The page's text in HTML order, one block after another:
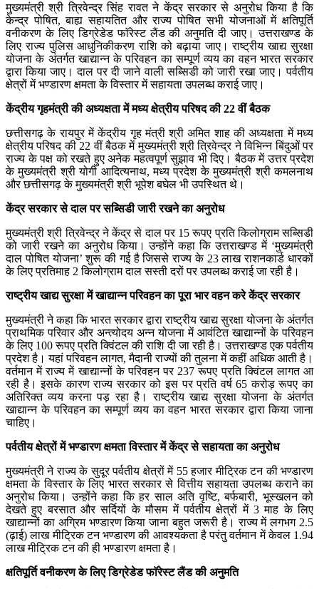
मुख्यमंत्री श्री त्रिवेन्द्र सिंह रावत ने केंद्र सरकार से अनुरोध किया है कि
केन्द्र पोषित, बाह्य सहायतित और राज्य पोषित सभी योजनाओं में क्षतिपूर्ति
वनीकरण के लिए डिग्रेडेड फाॅरेस्ट लैंड की अनुमति दी जाए। उत्तराखण्ड के
लिए राज्य पुलिस आधुनिकीकरण राशि को बढ़ाया जाए। राष्ट्रीय खाद्य सुरक्षा
योजना के अंतर्गत खाद्यान्न के परिवहन का सम्पूर्ण व्यय का वहन भारत सरकार
द्वारा किया जाए। दाल पर दी जाने वाली सब्सिडी को जारी रखा जाए। पर्वतीय
क्षेत्रों में भण्डारण क्षमता के विस्तार में सहायता उपलब्ध कराई जाए।
केंद्रीय गृहमंत्री की अध्यक्षता में मध्य क्षेत्रीय परिषद की 22 वीं बैठक
छत्तीसगढ़ के रायपुर में केंद्रीय गृह मंत्री श्री अमित शाह की अध्यक्षता में मध्य
क्षेत्रीय परिषद की 22 वीं बैठक में मुख्यमंत्री श्री त्रिवेन्द्र ने विभिन्न बिंदुओं पर
राज्य के पक्ष को रखते हुए अनेक महत्वपूर्ण सुझाव भी दिए। बैठक में उत्तर प्रदेश
के मुख्यमंत्री श्री योगी आदित्यनाथ, मध्य प्रदेश के मुख्यमंत्री श्री कमलनाथ
और छत्तीसगढ़ के मुख्यमंत्री श्री भूपेश बघेल भी उपस्थित थे।
केंद्र सरकार से दाल पर सब्सिडी जारी रखने का अनुरोध
मुख्यमंत्री श्री त्रिवेन्द्र ने केंद्र से दाल पर 15 रूपए प्रति किलोग्राम सब्सिडी
को जारी रखने का अनुरोध किया। उन्होंने कहा कि उत्तराखण्ड में ‘मुख्यमंत्री
दाल पोषित योजना’ शुरू की गई है जिससे राज्य के 23 लाख राशनकार्ड धारकों
के लिए प्रतिमाह 2 किलोग्राम दाल सस्ती दरों पर उपलब्ध कराई जा रही है।
राष्ट्रीय खाद्य सुरक्षा में खाद्यान्न परिवहन का पूरा भार वहन करे केंद्र सरकार
मुख्यमंत्री ने कहा कि भारत सरकार द्वारा राष्ट्रीय खाद्य सुरक्षा योजना के अंतर्गत
प्राथमिक परिवार और अन्त्योदय अन्न योजना में आवंटित खाद्यान्नों के परिवहन
के लिए 100 रूपए प्रति क्विंटल की राशि दी जा रही है। उत्तराखण्ड एक पर्वतीय
प्रदेश है। यहां परिवहन लागत, मैदानी राज्यों की तुलना में कहीं अधिक आती है।
वर्तमान में राज्य में खाद्यान्नों के परिवहन पर 237 रूपए प्रति क्विंटल लागत आ
रही है। इसके कारण राज्य सरकार को इस पर प्रति वर्ष 65 करोड़ रूपए का
अतिरिक्त व्यय करना पड़ रहा है। राष्ट्रीय खाद्य सुरक्षा योजना के अंतर्गत
खाद्यान्न के परिवहन का सम्पूर्ण व्यय का वहन भारत सरकार द्वारा किया जाना
चाहिए।
पर्वतीय क्षेत्रों में भण्डारण क्षमता विस्तार में केंद्र से सहायता का अनुरोध
मुख्यमंत्री ने राज्य के सुदूर पर्वतीय क्षेत्रों में 55 हजार मीट्रिक टन की भण्डारण
क्षमता के विस्तार के लिए भारत सरकार से वित्तीय सहायता उपलब्ध कराने का
अनुरोध किया। उन्होंने कहा कि हर साल अति वृष्टि, बर्फबारी, भूस्खलन को
देखते हुए बरसात और सर्दियों के मौसम में पर्वतीय क्षेत्रों में 3 माह के लिए
खाद्यान्नों का अग्रिम भण्डारण किया जाना बहुत जरूरी है। राज्य में लगभग 2.5
(ढ़ाई) लाख मीट्रिक टन भण्डारण की आवश्यकता है परंतु वर्तमान में केवल 1.94
लाख मीट्रिक टन की ही भण्डारण क्षमता है।
क्षतिपूर्ति वनीकरण के लिए डिग्रेडेड फाॅरेस्ट लैंड की अनुमति